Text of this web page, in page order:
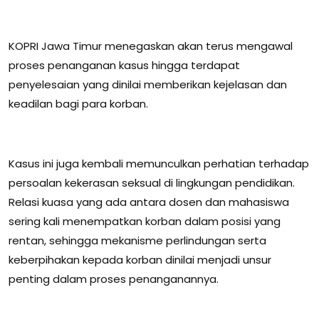
KOPRI Jawa Timur menegaskan akan terus mengawal
proses penanganan kasus hingga terdapat
penyelesaian yang dinilai memberikan kejelasan dan
keadilan bagi para korban.
Kasus ini juga kembali memunculkan perhatian terhadap
persoalan kekerasan seksual di lingkungan pendidikan.
Relasi kuasa yang ada antara dosen dan mahasiswa
sering kali menempatkan korban dalam posisi yang
rentan, sehingga mekanisme perlindungan serta
keberpihakan kepada korban dinilai menjadi unsur
penting dalam proses penanganannya.